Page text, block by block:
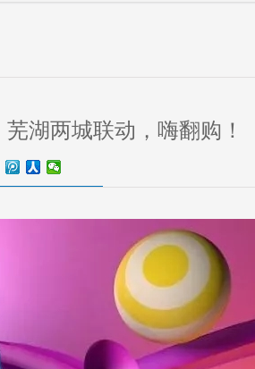
湖两城联动，嗨翻购！